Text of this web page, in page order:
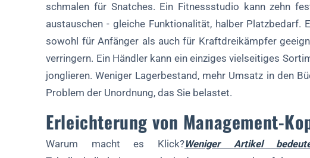
schmalen für Snatches. Ein Fitnessstudio kann zehn
austauschen - gleiche Funktionalität, halber Platzbedarf.
sowohl für Anfänger als auch für Kraftdreikämpfer
verringern. Ein Händler kann ein einziges vielseitiges
jonglieren. Weniger Lagerbestand, mehr Umsatz in den
Problem der Unordnung, das Sie belastet.
Erleichterung von Management-
Warum macht es Klick?Weniger Artikel